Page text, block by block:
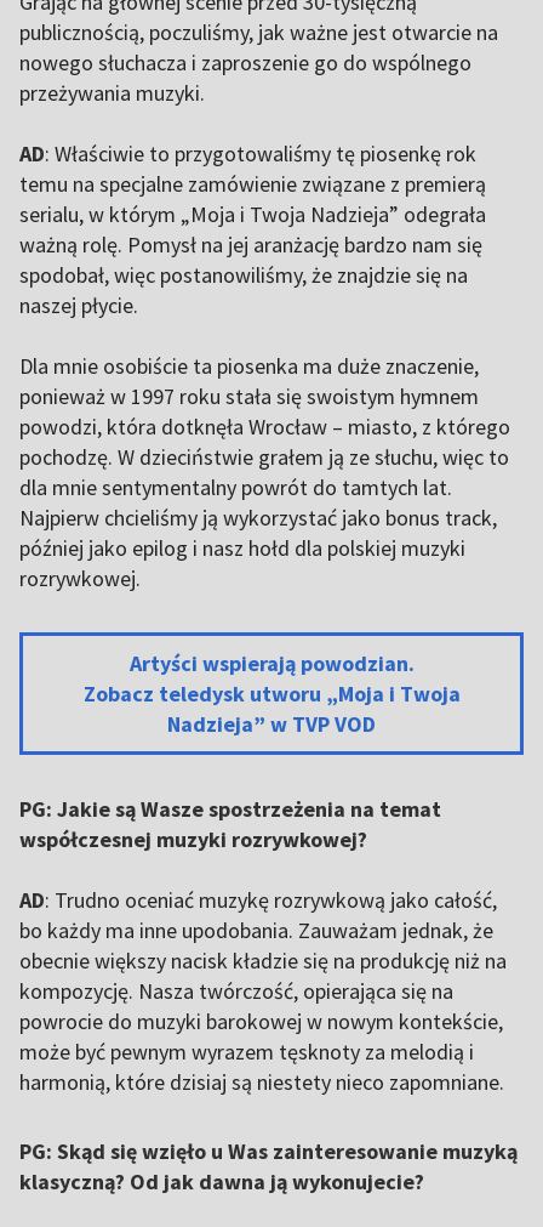
publicznością, poczuliśmy, jak ważne jest otwarcie na
nowego słuchacza i zaproszenie go do wspólnego
przeżywania muzyki.
AD: Właściwie to przygotowaliśmy tę piosenkę rok
temu na specjalne zamówienie związane z premierą
serialu, w którym „Moja i Twoja Nadzieja” odegrała
ważną rolę. Pomysł na jej aranżację bardzo nam się
spodobał, więc postanowiliśmy, że znajdzie się na
naszej płycie.
Dla mnie osobiście ta piosenka ma duże znaczenie,
ponieważ w 1997 roku stała się swoistym hymnem
powodzi, która dotknęła Wrocław – miasto, z którego
pochodzę. W dzieciństwie grałem ją ze słuchu, więc to
dla mnie sentymentalny powrót do tamtych lat.
Najpierw chcieliśmy ją wykorzystać jako bonus track,
później jako epilog i nasz hołd dla polskiej muzyki
rozrywkowej.
Artyści wspierają powodzian.
Zobacz teledysk utworu „Moja i Twoja
Nadzieja” w TVP VOD
PG: Jakie są Wasze spostrzeżenia na temat
współczesnej muzyki rozrywkowej?
AD: Trudno oceniać muzykę rozrywkową jako całość,
bo każdy ma inne upodobania. Zauważam jednak, że
obecnie większy nacisk kładzie się na produkcję niż na
kompozycję. Nasza twórczość, opierająca się na
powrocie do muzyki barokowej w nowym kontekście,
może być pewnym wyrazem tęsknoty za melodią i
harmonią, które dzisiaj są niestety nieco zapomniane.
PG: Skąd się wzięło u Was zainteresowanie muzyką
klasyczną? Od jak dawna ją wykonujecie?